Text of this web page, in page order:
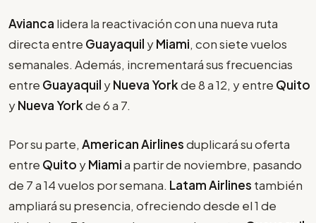
Avianca lidera la reactivación con una nueva ruta
directa entre Guayaquil yMiami, con siete vuelos
semanales. Además, incrementará sus frecuencias
entre Guayaquil yNueva Yorkde 8 a 12, y entre Quito
yNueva Yorkde 6 a 7.
Por su parte, American Airlinesduplicará su oferta
entre Quito yMiamia partir de noviembre, pasando
de 7 a 14 vuelos por semana. Latam Airlines también
ampliará su presencia, ofreciendo desde el 1 de